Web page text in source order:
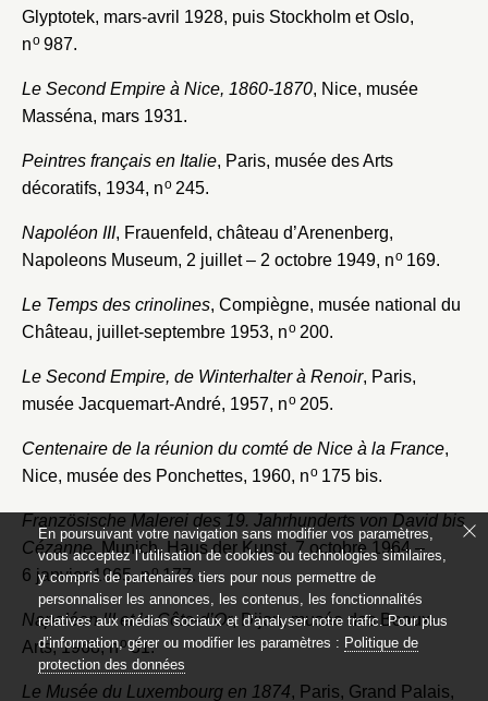
Glyptotek, mars-avril 1928, puis Stockholm et Oslo,
no987.
Le Second Empire à Nice, 1860-1870, Nice, musée
Masséna, mars 1931.
Peintres français en Italie, Paris, musée des Arts
décoratifs, 1934, no245.
Napoléon III, Frauenfeld, château d’Arenenberg,
Napoleons Museum, 2 juillet – 2 octobre 1949, no169.
Le Temps des crinolines, Compiègne, musée national du
Château, juillet-septembre 1953, no200.
Le Second Empire, de Winterhalter à Renoir, Paris,
musée Jacquemart-André, 1957, no205.
Centenaire de la réunion du comté de Nice à la France,
Nice, musée des Ponchettes, 1960, no175 bis.
Französische Malerei des 19. Jahrhunderts von David bis
Cézanne, Munich, Haus der Kunst, 7 octobre 1964 –
6 janvier 1965, no177.
Napoléon III et la Côte-d’Or, Dijon, musée des Beaux-
Arts, 1968, no31.
Le Musée du Luxembourg en 1874, Paris, Grand Palais,
En poursuivant votre navigation sans modifier vos paramètres,
vous acceptez l’utilisation de cookies ou technologies similaires,
y compris de partenaires tiers pour nous permettre de
personnaliser les annonces, les contenus, les fonctionnalités
relatives aux médias sociaux et d’analyser notre trafic. Pour plus
d’information, gérer ou modifier les paramètres : Politique de
protection des données